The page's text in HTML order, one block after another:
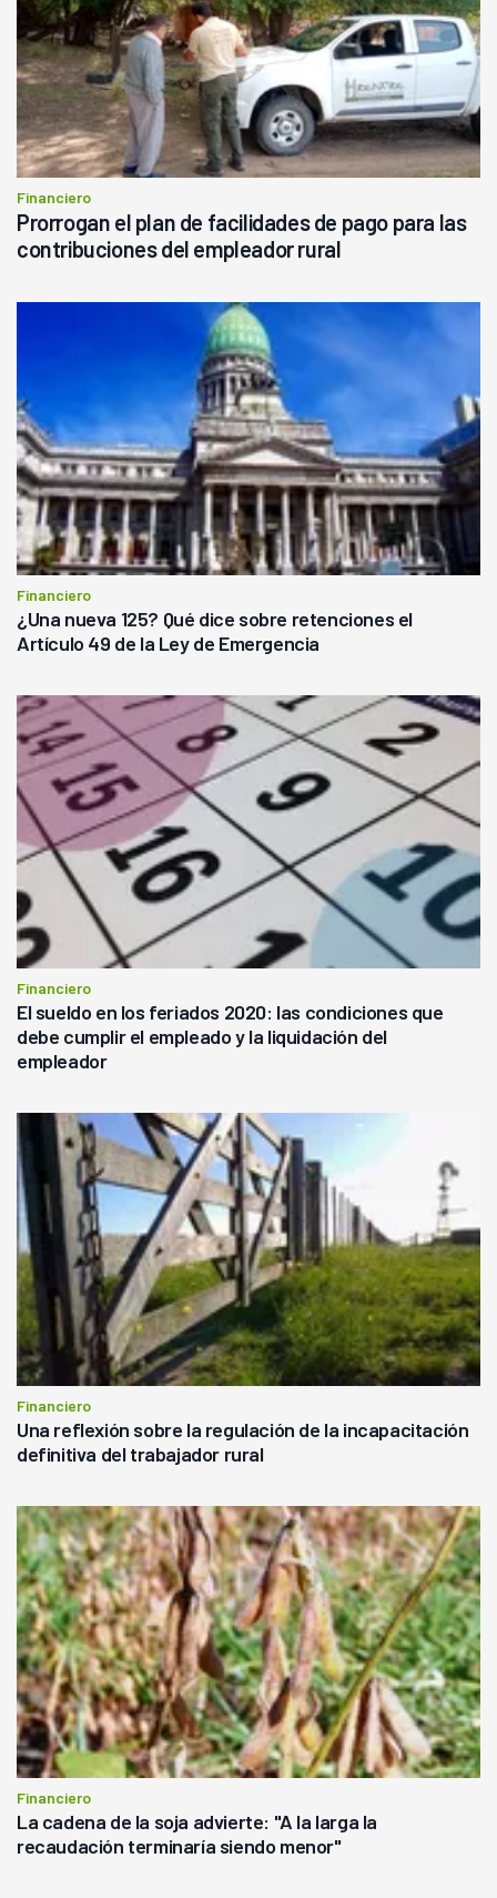
Financiero
Prorrogan el plan de facilidades de pago para las
contribuciones del empleador rural
Financiero
¿Una nueva 125? Qué dice sobre retenciones el
Artículo 49 de la Ley de Emergencia
Financiero
El sueldo en los feriados 2020: las condiciones que
debe cumplir el empleado y la liquidación del
empleador
Financiero
Una reflexión sobre la regulación de la incapacitación
definitiva del trabajador rural
Financiero
La cadena de la soja advierte: "A la larga la
recaudación terminaría siendo menor"